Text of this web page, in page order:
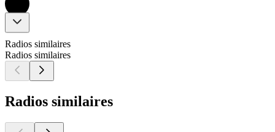
Radios similaires
Radios similaires
Radios similaires